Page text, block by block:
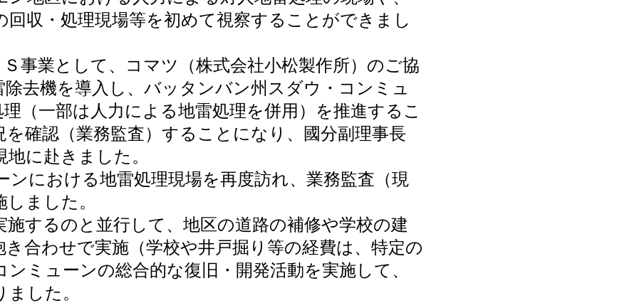
収・処理現場等を初めて視察することができまし
事業として、コマツ（株式会社小松製作所）のご協
去機を導入し、バッタンバン州スダウ・コンミュ
（一部は人力による地雷処理を併用）を推進するこ
確認（業務監査）することになり、國分副理事長
に赴きました。
における地雷処理現場を再度訪れ、業務監査（現
ました。
するのと並行して、地区の道路の補修や学校の建
合わせで実施（学校や井戸掘り等の経費は、特定の
ミューンの総合的な復旧・開発活動を実施して、
した。